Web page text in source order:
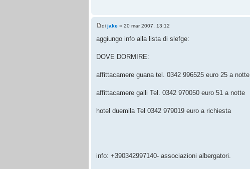
di jake » 20 mar 2007, 13:12
aggiungo info alla lista di slefge:
DOVE DORMIRE:
affittacamere guana tel. 0342 996525 euro 25 a notte
affittacamere galli Tel. 0342 970050 euro 51 a notte
hotel duemila Tel 0342 979019 euro a richiesta
info: +390342997140- associazioni albergatori.